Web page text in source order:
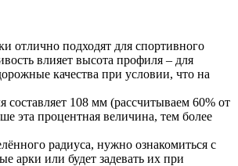
отлично подходят для спортивного
влияет высота профиля – для
качества при условии, что на
108 мм (рассчитываем 60% от
эта процентная величина, тем более
радиуса, нужно ознакомиться с
арки или будет задевать их при